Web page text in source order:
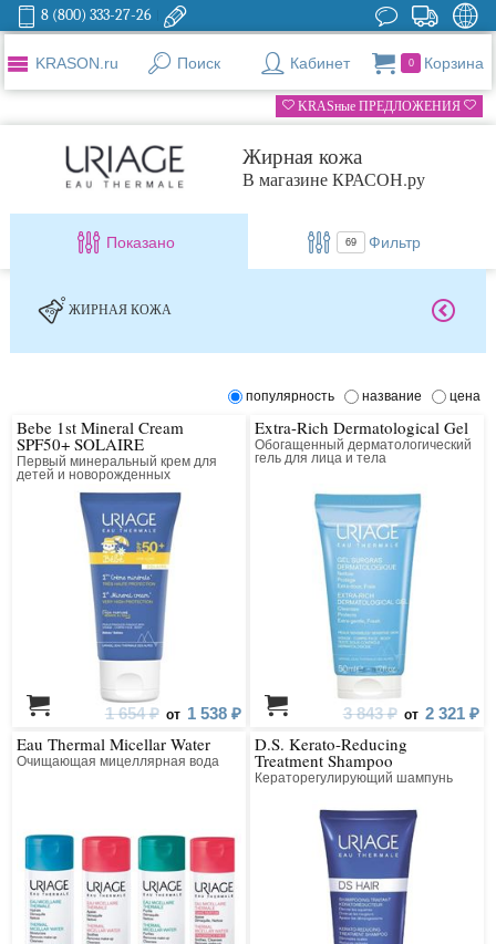
8 (800) 333-27-26
KRASON.ru Поиск Кабинет 0 Корзина
KRASные ПРЕДЛОЖЕНИЯ
Жирная кожа
В магазине КРАСОН.ру
Показано 69 Фильтр
ЖИРНАЯ КОЖА
популярность название цена
Bebe 1st Mineral Cream
SPF50+ SOLAIRE
Первый минеральный крем для
детей и новорожденных
1 654 ₽ от 1 538 ₽
Extra-Rich Dermatological Gel
Обогащенный дерматологический
гель для лица и тела
3 843 ₽ от 2 321 ₽
Eau Thermal Micellar Water
Очищающая мицеллярная вода
D.S. Kerato-Reducing
Treatment Shampoo
Кераторегулирующий шампунь